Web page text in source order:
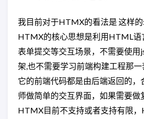
我目前对于HTMX的看法是 这样的:
HTMX的核心思想是利用HTML语
表单提交等交互场景，不需要使用
架,也不需要学习前端构建工程那一
它的前端代码都是由后端返回的，
师做简单的交互界面，如果需要做
HTMX目前不支持或者支持有限